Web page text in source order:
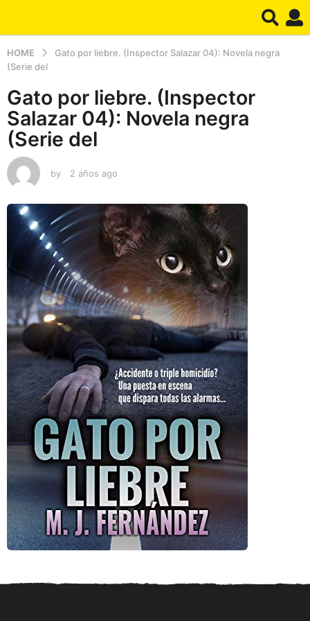
HOME
Gato por liebre. (Inspector Salazar 04): Novela negra
(Serie del
Gato por liebre. (Inspector
Salazar 04): Novela negra
(Serie del
by 2 años ago
o
s
a
g
o